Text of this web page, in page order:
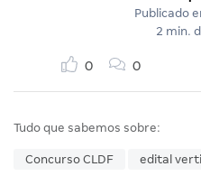
Publicado
2 min.
0 0
Tudo que sabemos sobre:
Concurso CLDF edital